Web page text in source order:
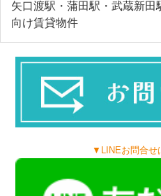
矢口渡駅・蒲田駅・武蔵新
向け賃貸物件
▼LINEお問合せ